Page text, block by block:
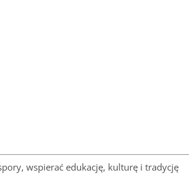
wspierać edukację, kulturę i tradycję